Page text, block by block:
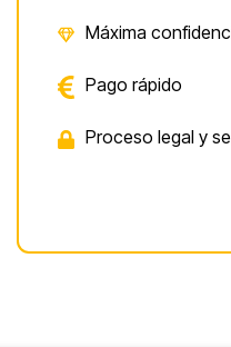
Máxima
Pago rápido
Proceso legal y